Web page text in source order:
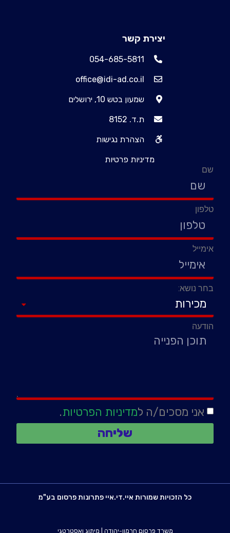
יצירת קשר
054-685-5811
office@idi-ad.co.il
שמעון בטש 10, ירושלים
ת.ד. 8152
הצהרת נגישות
מדיניות פרטיות
שם
טלפון
אימייל
בחר נושא:
הודעה
אני מסכים/ה למדיניות הפרטיות.
שליחה
כל הזכויות שמורות איי.די.איי פתרונות פרסום בע"מ
משרד פרסום חרמון-יהודה מיתוג ואסטרטגי